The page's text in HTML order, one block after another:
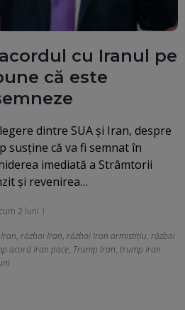
cu Iranul pe
că este
dintre SUA și Iran, despre
susține că va fi semnat în
imediată a Strâmtorii
și revenirea…
2 luni
, război Iran, război Iran armistițiu, război
acord Iran pace, Trump Iran, trump Iran